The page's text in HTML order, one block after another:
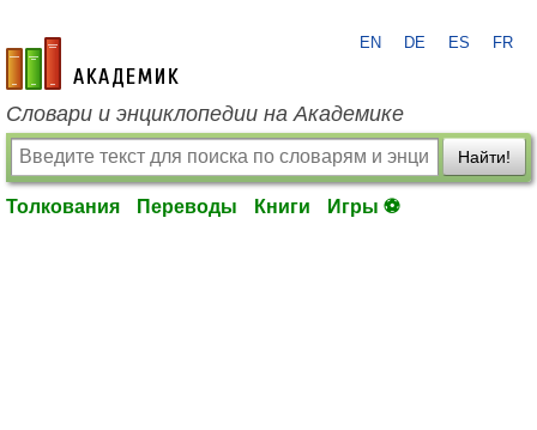
academic.ru
EN DE ES FR
Словари и энциклопедии на Академике
Найти!
Толкования Переводы Книги Игры ⚽